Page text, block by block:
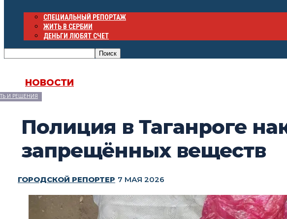
СПЕЦИАЛЬНЫЙ РЕПОРТАЖ
ЖИТЬ В СЕРБИИ
ДЕНЬГИ ЛЮБЯТ СЧЕТ
НОВОСТИ
И РЕШЕНИЯ
Полиция в Таганроге
запрещённых веществ
ГОРОДСКОЙ РЕПОРТЕР 7 МАЯ 2026